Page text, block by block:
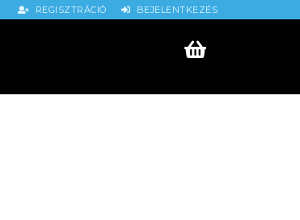
REGISZTRÁCIÓ BEJELENTKEZÉS